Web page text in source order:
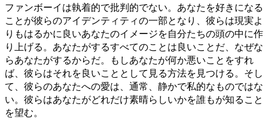
ファンボーイは執着的で批判的でない。あなたを好きになる
ことが彼らのアイデンティティの一部となり、彼らは現実よ
りもはるかに良いあなたのイメージを自分たちの頭の中に作
り上げる。あなたがするすべてのことは良いことだ、なぜな
らあなたがするからだ。もしあなたが何か悪いことをすれ
ば、彼らはそれを良いこととして見る方法を見つける。そし
て、彼らのあなたへの愛は、通常、静かで私的なものではな
い。彼らはあなたがどれだけ素晴らしいかを誰もが知ること
を望む。